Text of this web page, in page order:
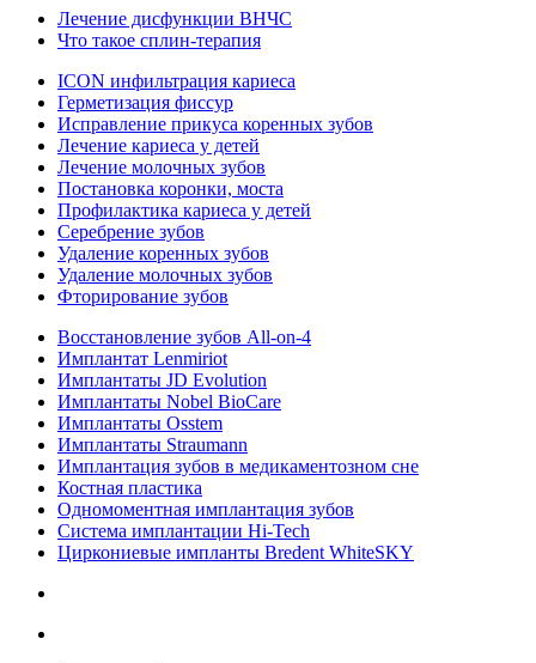
Лечение дисфункции ВНЧС
Что такое сплин-терапия
ICON инфильтрация кариеса
Герметизация фиссур
Исправление прикуса коренных зубов
Лечение кариеса у детей
Лечение молочных зубов
Постановка коронки, моста
Профилактика кариеса у детей
Серебрение зубов
Удаление коренных зубов
Удаление молочных зубов
Фторирование зубов
Восстановление зубов All‑on‑4
Имплантат Lenmiriot
Имплантаты JD Evolution
Имплантаты Nobel BioСare
Имплантаты Osstem
Имплантаты Straumann
Имплантация зубов в медикаментозном сне
Костная пластика
Одномоментная имплантация зубов
Система имплантации Hi-Tech
Циркониевые импланты Bredent WhiteSKY